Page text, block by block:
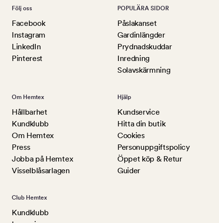
Följ oss
Facebook
Instagram
LinkedIn
Pinterest
POPULÄRA SIDOR
Påslakanset
Gardinlängder
Prydnadskuddar
Inredning
Solavskärmning
Om Hemtex
Hållbarhet
Kundklubb
Om Hemtex
Press
Jobba på Hemtex
Visselblåsarlagen
Hjälp
Kundservice
Hitta din butik
Cookies
Personuppgiftspolicy
Öppet köp & Retur
Guider
Club Hemtex
Kundklubb